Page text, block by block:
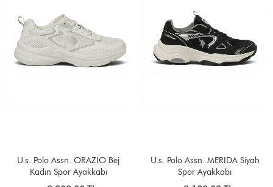
U.s. Polo Assn. ORAZIO Bej
Kadın Spor Ayakkabı
U.s. Polo Assn. MERIDA Siyah
Spor Ayakkabı